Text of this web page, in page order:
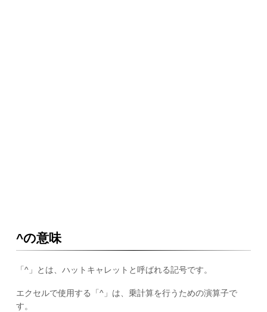
^の意味
「^」とは、ハットキャレットと呼ばれる記号です。
エクセルで使用する「^」は、乗計算を行うための演算子で
す。